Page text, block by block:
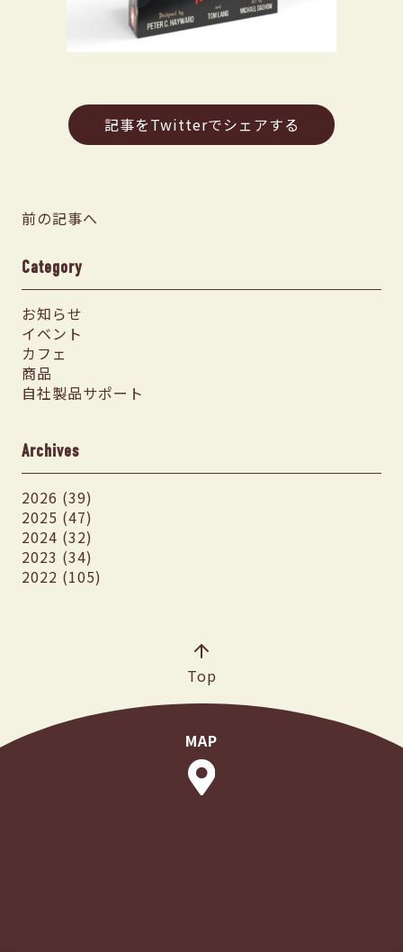
記事をTwitterでシェアする
前の記事へ
Category
お知らせ
イベント
カフェ
商品
自社製品サポート
Archives
2026 (39)
2025 (47)
2024 (32)
2023 (34)
2022 (105)
Top
MAP